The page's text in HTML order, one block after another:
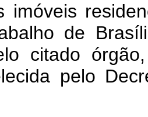
imóveis
de
citado
pelo